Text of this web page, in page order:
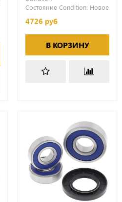
Состояние Condition: Новое
4726 руб
В КОРЗИНУ